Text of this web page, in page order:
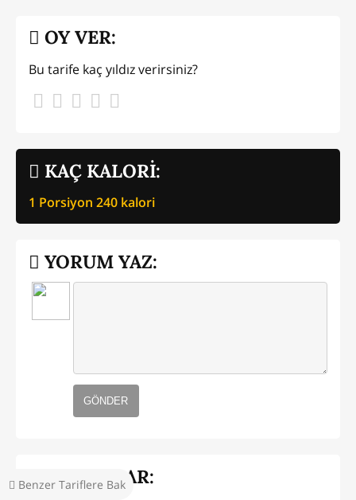
Benzer Tariflere Bak
KAÇ KALORİ:
1 Porsiyon 240 kalori
OY VER:
Bu tarife kaç yıldız verirsiniz?
YORUM YAZ:
GÖNDER
YORUMLAR: